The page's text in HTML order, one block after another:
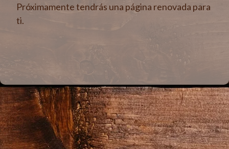
Próximamente tendrás una página renovada para
ti.